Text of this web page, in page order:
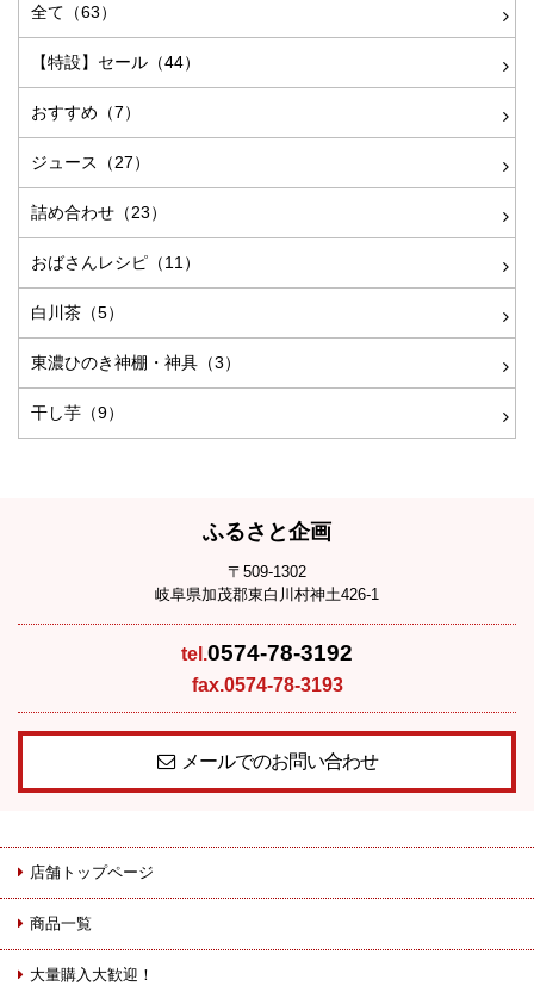
全て（63）
【特設】セール（44）
おすすめ（7）
ジュース（27）
詰め合わせ（23）
おばさんレシピ（11）
白川茶（5）
東濃ひのき神棚・神具（3）
干し芋（9）
ふるさと企画
〒509-1302
岐阜県加茂郡東白川村神土426-1
tel.0574-78-3192
fax.0574-78-3193
メールでのお問い合わせ
店舗トップページ
商品一覧
大量購入大歓迎！